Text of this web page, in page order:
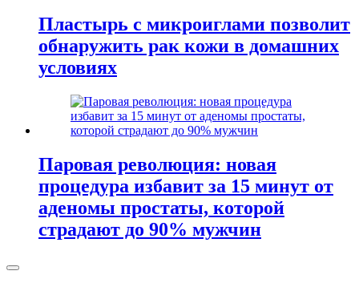
Пластырь с микроиглами позволит
обнаружить рак кожи в домашних
условиях
Паровая революция: новая
процедура избавит за 15 минут от
аденомы простаты, которой
страдают до 90% мужчин